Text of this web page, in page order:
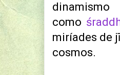
como
miríades de
cosmos.